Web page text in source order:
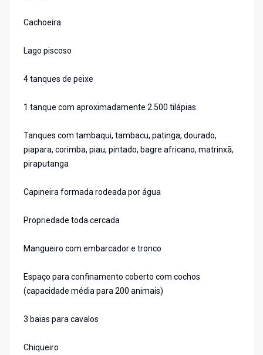
Cachoeira
Lago piscoso
4 tanques de peixe
1 tanque com aproximadamente 2.500 tilápias
Tanques com tambaqui, tambacu, patinga, dourado,
piapara, corimba, piau, pintado, bagre africano, matrinxã,
piraputanga
Capineira formada rodeada por água
Propriedade toda cercada
Mangueiro com embarcador e tronco
Espaço para confinamento coberto com cochos
(capacidade média para 200 animais)
3 baias para cavalos
Chiqueiro